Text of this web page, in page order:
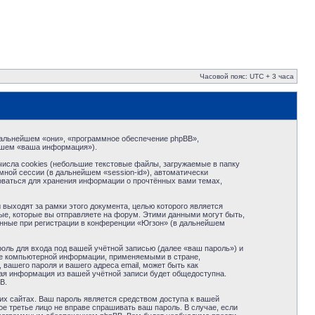
Часовой пояс: UTC + 3 часа
«они», «программное обеспечение phpBB»,
«ваша информация»).
cookies (небольшие текстовые файлы, загружаемые в папку
сессии (в дальнейшем «session-id»), автоматически
для хранения информации о прочтённых вами темах,
за рамки этого документа, целью которого является
которые вы отправляете на форум. Этими данными могут быть,
при регистрации в конференции «Югзон» (в дальнейшем
для входа под вашей учётной записью (далее «ваш пароль») и
компьютерной информации, применяемыми в стране,
пароля и вашего адреса email, может быть как
информация из вашей учётной записи будет общедоступна.
сайтах. Ваш пароль является средством доступа к вашей
третье лицо не вправе спрашивать ваш пароль. В случае, если